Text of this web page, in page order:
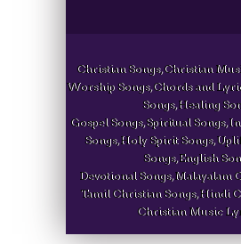
Christian Songs, Christian
Worship Songs, Chords and
Songs, Healing
Gospel Songs, Spiritual Songs,
Songs, Holy Spirit Songs,
Songs, English
Devotional Songs, Malayalam
Tamil Christian Songs, Hindi
Christian Music